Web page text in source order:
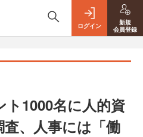
ログイン
新規
会員登録
ト1000名に人的資
、人事には「働